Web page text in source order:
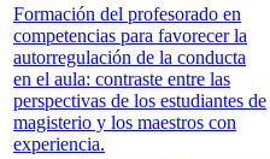
Formación del profesorado en
competencias para favorecer la
autorregulación de la conducta
en el aula: contraste entre las
perspectivas de los estudiantes de
magisterio y los maestros con
experiencia.